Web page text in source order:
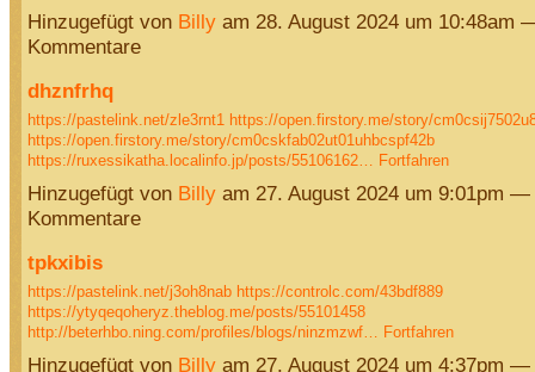
Hinzugefügt von Billyam 28. August 2024 um 10:48am
Kommentare
dhznfrhq
https://pastelink.net/zle3rnt1 https://open.firstory.me/story/
https://open.firstory.me/story/cm0cskfab02ut01uhbcspf42b
https://ruxessikatha.localinfo.jp/posts/55106162… Fortfahren
Hinzugefügt von Billyam 27. August 2024 um 9:01pm —
Kommentare
tpkxibis
https://pastelink.net/j3oh8nab https://controlc.com/43bdf889
https://ytyqeqoheryz.theblog.me/posts/55101458
http://beterhbo.ning.com/profiles/blogs/ninzmzwf… Fortfahren
Hinzugefügt von Billyam 27. August 2024 um 4:37pm —